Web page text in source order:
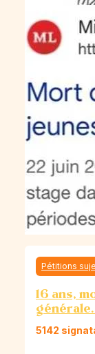
Pétitions
16 ans,
générale.
5142